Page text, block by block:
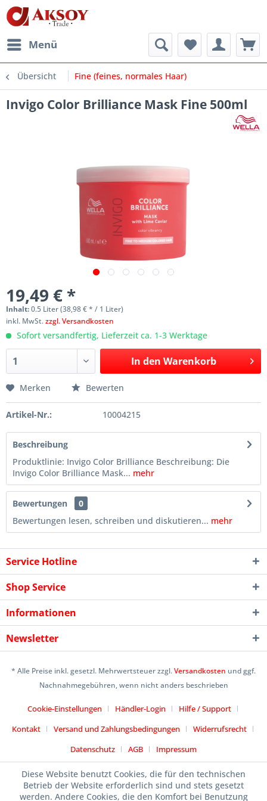
Menü
Übersicht Fine (feines, normales Haar)
Invigo Color Brilliance Mask Fine 500ml
19,49 € *
Inhalt:0.5 Liter (38,98 € * / 1 Liter)
inkl. MwSt.zzgl. Versandkosten
Sofort versandfertig, Lieferzeit ca. 1-3 Werktage
In den Warenkorb
Merken Bewerten
Artikel-Nr.: 10004215
Beschreibung
Produktlinie: Invigo Color Brilliance Beschreibung: Die
Invigo Color Brilliance Mask... mehr
Bewertungen
0
Bewertungen lesen, schreiben und diskutieren... mehr
Service Hotline
Shop Service
Informationen
Newsletter
* Alle Preise inkl. gesetzl. Mehrwertsteuer zzgl.Versandkosten und ggf.
Nachnahmegebühren, wenn nicht anders beschrieben
Cookie-Einstellungen Händler-Login
Hilfe / Support
Kontakt
Versand und Zahlungsbedingungen
Widerrufsrecht
Datenschutz
AGB Impressum
Designed byicommercetime
Diese Website benutzt Cookies, die für den technischen
Betrieb der Website erforderlich sind und stets gesetzt
werden. Andere Cookies, die den Komfort bei Benutzung